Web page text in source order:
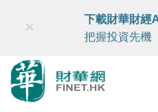
財華智庫網 FINTV
×
下載財華財經
把握投資先機